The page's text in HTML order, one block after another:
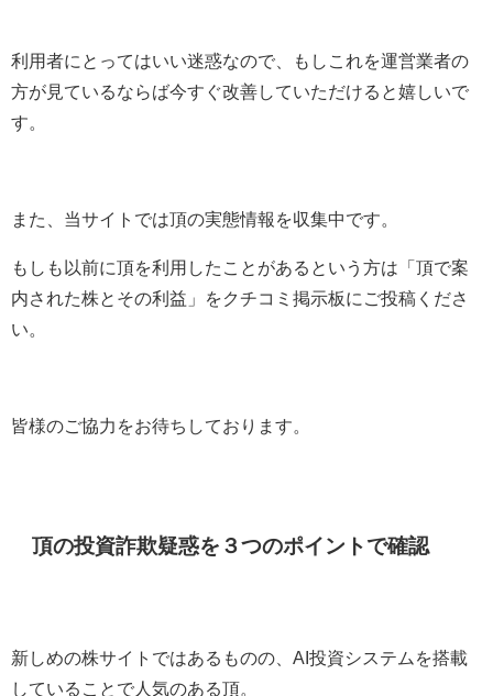
利用者にとってはいい迷惑なので、もしこれを運営業者の
方が見ているならば今すぐ改善していただけると嬉しいで
す。
また、当サイトでは頂の実態情報を収集中です。
もしも以前に頂を利用したことがあるという方は「頂で案
内された株とその利益」をクチコミ掲示板にご投稿くださ
い。
皆様のご協力をお待ちしております。
頂の投資詐欺疑惑を３つのポイントで確認
新しめの株サイトではあるものの、AI投資システムを搭載
していることで人気のある頂。